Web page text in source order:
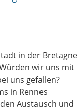
in der Bretagne
wir uns mit
uns gefallen?
in Rennes
Austausch und